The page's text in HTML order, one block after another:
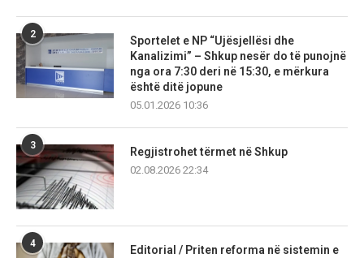
2
Sportelet e NP “Ujësjellësi dhe
Kanalizimi” – Shkup nesër do të punojnë
nga ora 7:30 deri në 15:30, e mërkura
është ditë jopune
05.01.2026 10:36
3
Regjistrohet tërmet në Shkup
02.08.2026 22:34
4
Editorial / Priten reforma në sistemin e